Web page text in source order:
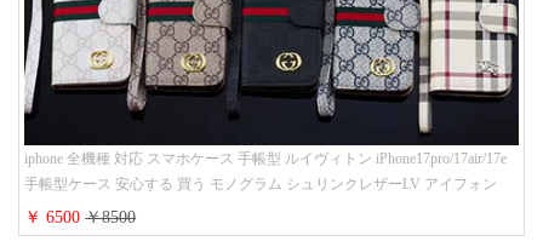
iphone 全機種 対応 スマホケース 手帳型 ルイヴィトン iPhone17pro/17air/17e
手帳型ケース 安心する 買う モノグラム シュリンクレザーLV アイフォン
16/16promaxスマホケース 手帳 多機能 グッチiphone15pro/14/13携帯ケース 大
人 レディース メンズ ストラップ付き
￥ 6500￥8500